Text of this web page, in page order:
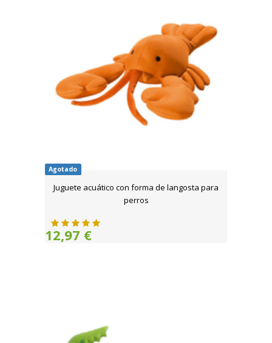
Agotado
Juguete acuático con forma de langosta para
perros
12,97 €